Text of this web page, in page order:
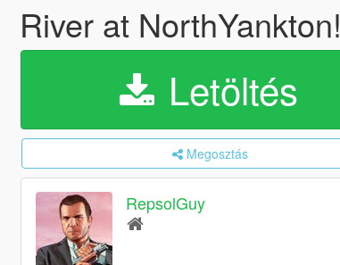
River at NorthYankton!
Letöltés
Megosztás
RepsolGuy